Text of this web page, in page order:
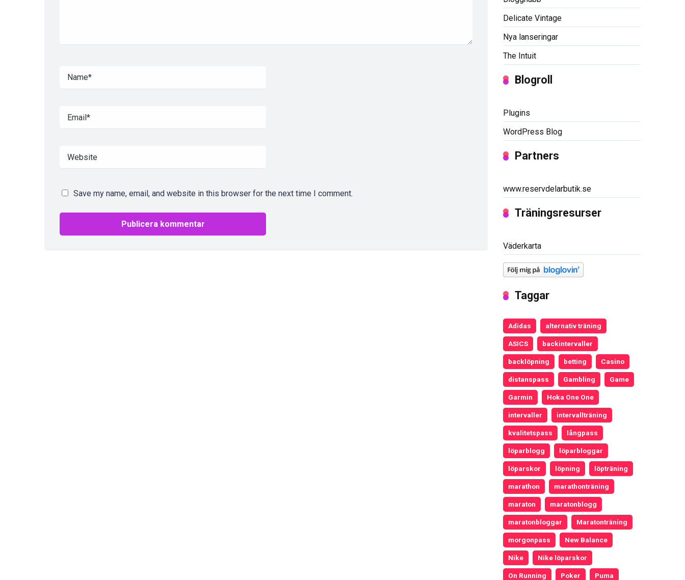
Save my name, email, and website in this browser for the next time I comment.
Delicate Vintage
Nya lanseringar
The Intuit
Blogroll
Plugins
WordPress Blog
Partners
www.reservdelarbutik.se
Träningsresurser
Väderkarta
Taggar
Adidas alternativ träning
ASICS backintervaller
backlöpning betting Casino
distanspass Gambling Game
Garmin Hoka One One
intervaller intervallträning
kvalitetspass långpass
löparblogg löparbloggar
löparskor löpning löpträning
marathon marathonträning
maraton maratonblogg
maratonbloggar Maratonträning
morgonpass New Balance
Nike Nike löparskor
On Running Poker Puma